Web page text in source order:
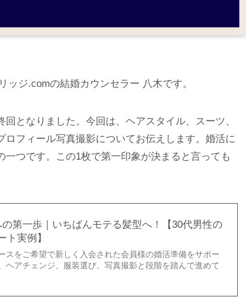
ジ.comの結婚カウンセラー 八木です。
となりました。今回は、ヘアスタイル、スーツ、
フィール写真撮影についてお伝えします。婚活に
つです。この1枚で第一印象が決まると言っても
の第一歩｜いちばんモテる髪型へ！【30代男性の
ト実例】
スをご希望で新しく入会された会員様の婚活準備をサポー
ヘアチェンジ、服装選び、写真撮影と段階を踏んで進めて